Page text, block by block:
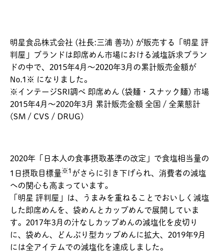
明星食品株式会社 (社長:三浦 善功) が販売する「明星 評
判屋」ブランドは即席めん市場における減塩訴求ブラン
ドの中で、2015年4月～2020年3月の累計販売金額が
No.1※ になりました。
※インテージSRI調べ 即席めん (袋麺・スナック麺) 市場
2015年4月～2020年3月 累計販売金額 全国 / 全業態計
(SM / CVS / DRUG)
2020年「日本人の食事摂取基準の改定」で食塩相当量の
1日摂取目標量 ※1 がさらに引き下げられ、消費者の減塩
への関心も高まっています。
「明星 評判屋」は、うまみを重ねることでおいしく減塩
した即席めんを、袋めんとカップめんで展開していま
す。2017年3月の汁なしカップめんの減塩化を皮切り
に、袋めん、どんぶり型カップめんに拡大、2019年9月
には全アイテムでの減塩化を達成しました。